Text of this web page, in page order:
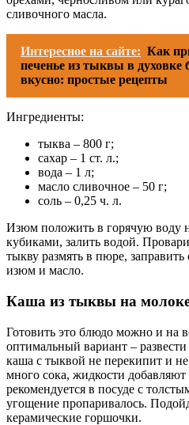
сливочного масла.
Интересное на сайте: Как
печенье из тыквы в духовке
вкусно: простые рецепты
Ингредиенты:
тыква – 800 г;
сахар – 1 ст. л.;
вода – 1 л;
масло сливочное – 50 г;
соль – 0,25 ч. л.
Изюм положить в горячую воду
кубиками, залить водой.
тыкву размять в пюре,
изюм и масло.
Каша из тыквы на
Готовить это блюдо можно и на
оптимальный вариант –
каша с тыквой не перекипит и
много сока, жидкости
рекомендуется в посуде с
угощение пропаривалось.
керамические горшочки.